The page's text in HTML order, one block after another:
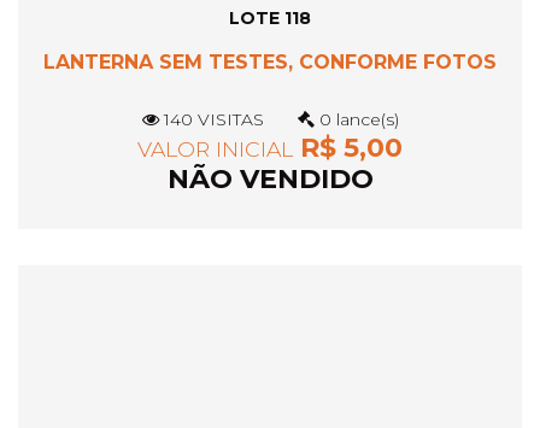
LOTE 118
LANTERNA SEM TESTES, CONFORME FOTOS
140 VISITAS 0 lance(s)
VALOR INICIAL
R$ 5,00
NÃO VENDIDO